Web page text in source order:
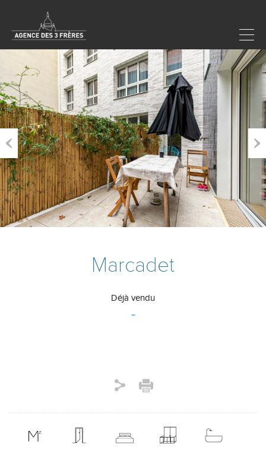
Previous Next
Marcadet
Déjà vendu
-